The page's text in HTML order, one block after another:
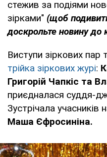
стежив за подіями
зірками" (щоб
доскрольте новину до
Виступи зіркових пар
трійка зіркових журі:
Григорій Чапкіс та
приєдналася суддя-
Зустрічала учасників
Маша Єфросиніна.